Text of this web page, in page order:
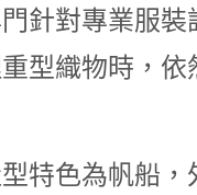
針對專業服
型織物時，
特色為帆船